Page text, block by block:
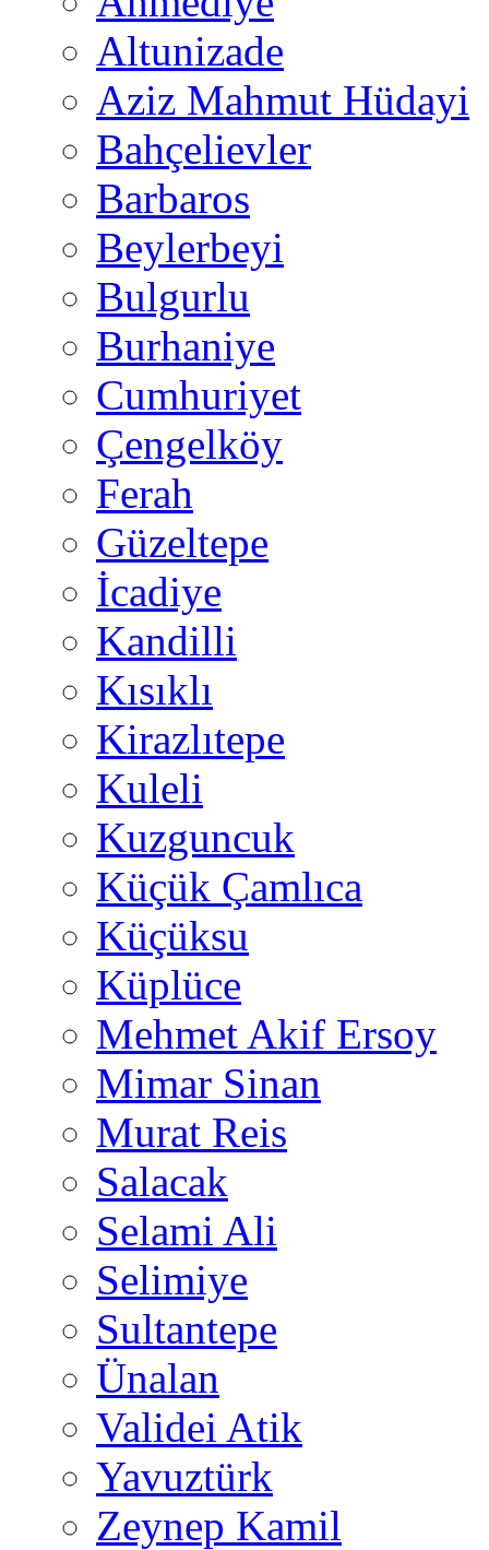
Altunizade
Aziz Mahmut Hüdayi
Bahçelievler
Barbaros
Beylerbeyi
Bulgurlu
Burhaniye
Cumhuriyet
Çengelköy
Ferah
Güzeltepe
İcadiye
Kandilli
Kısıklı
Kirazlıtepe
Kuleli
Kuzguncuk
Küçük Çamlıca
Küçüksu
Küplüce
Mehmet Akif Ersoy
Mimar Sinan
Murat Reis
Salacak
Selami Ali
Selimiye
Sultantepe
Ünalan
Validei Atik
Yavuztürk
Zeynep Kamil